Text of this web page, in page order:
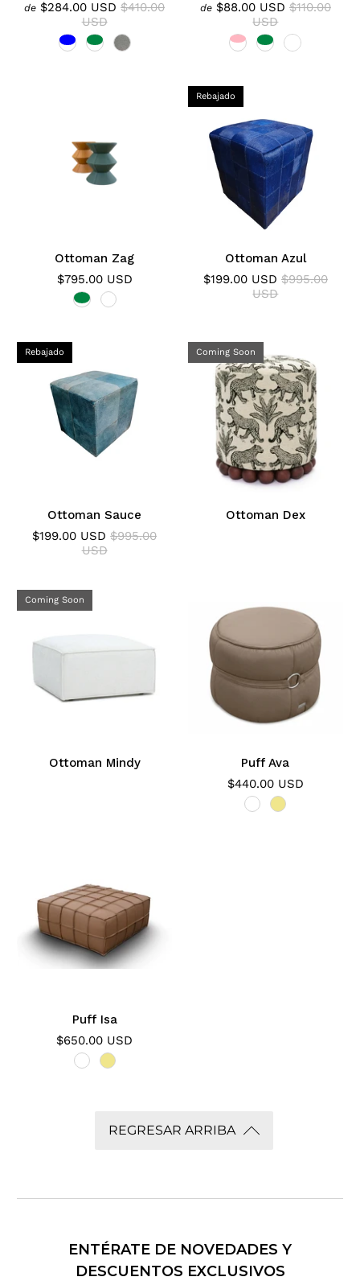
de $284.00 USD $410.00
USD
de $88.00 USD $110.00
USD
Ottoman Zag
$795.00 USD
Rebajado
Ottoman Azul
$199.00 USD $995.00
USD
Rebajado
Ottoman Sauce
$199.00 USD $995.00
USD
Coming Soon
Ottoman Dex
Coming Soon
Ottoman Mindy
Puff Ava
$440.00 USD
Puff Isa
$650.00 USD
REGRESAR ARRIBA
ENTÉRATE DE NOVEDADES Y
DESCUENTOS EXCLUSIVOS